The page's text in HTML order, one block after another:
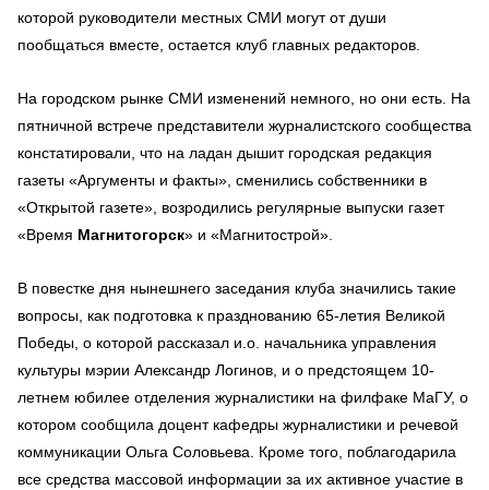
которой руководители местных СМИ могут от души
пообщаться вместе, остается клуб главных редакторов.
На городском рынке СМИ изменений немного, но они есть. На
пятничной встрече представители журналистского сообщества
констатировали, что на ладан дышит городская редакция
газеты «Аргументы и факты», сменились собственники в
«Открытой газете», возродились регулярные выпуски газет
«Время Магнитогорск» и «Магнитострой».
В повестке дня нынешнего заседания клуба значились такие
вопросы, как подготовка к празднованию 65-летия Великой
Победы, о которой рассказал и.о. начальника управления
культуры мэрии Александр Логинов, и о предстоящем 10-
летнем юбилее отделения журналистики на филфаке МаГУ, о
котором сообщила доцент кафедры журналистики и речевой
коммуникации Ольга Соловьева. Кроме того, поблагодарила
все средства массовой информации за их активное участие в